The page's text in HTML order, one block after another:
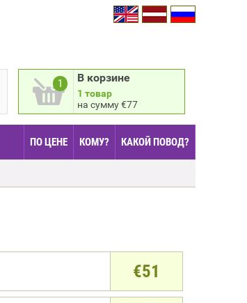
1 В корзине
1 товар
на сумму €77
ПО ЦЕНЕ КОМУ? КАКОЙ ПОВОД?
€51